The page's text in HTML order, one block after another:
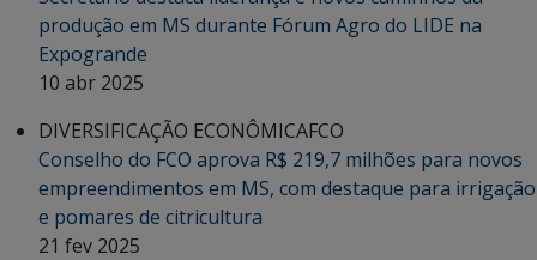
produção em MS durante Fórum Agro do LIDE na
Expogrande
10 abr 2025
DIVERSIFICAÇÃO ECONÔMICAFCO
Conselho do FCO aprova R$ 219,7 milhões para novos
empreendimentos em MS, com destaque para irrigação
e pomares de citricultura
21 fev 2025